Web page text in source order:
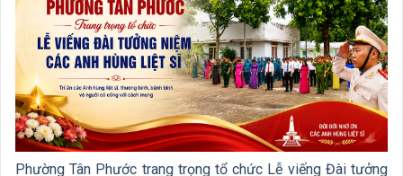
Phường Tân Phước trang trọng tổ chức Lễ viếng Đài tưởng